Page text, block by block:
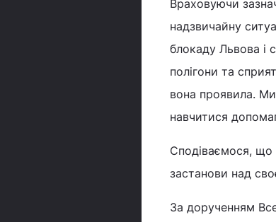
Враховуючи
надзвичайну
блокаду Львова і
полігони та
вона проявила. Ми
навчитися
Сподіваємося, що
застанови над
За дорученням